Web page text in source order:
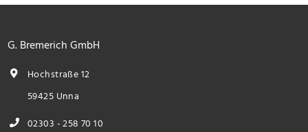
G. Bremerich GmbH
Hochstraße 12
59425 Unna
02303 - 258 70 10